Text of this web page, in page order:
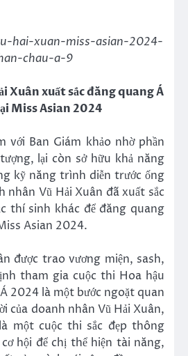
Xuân xuất sắc đăng quang Á
Miss Asian 2024
với Ban Giám khảo nhờ phần
lại còn sở hữu khả năng
kỹ năng trình diễn trước ống
Vũ Hải Xuân đã xuất sắc
thí sinh khác để đăng quang
Asian 2024.
được trao vương miện, sash,
tham gia cuộc thi Hoa hậu
2024 là một bước ngoặt quan
của doanh nhân Vũ Hải Xuân,
một cuộc thi sắc đẹp thông
hội để chị thể hiện tài năng,